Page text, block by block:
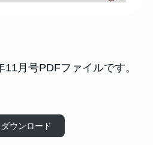
月号PDFファイルです。
ダウンロード